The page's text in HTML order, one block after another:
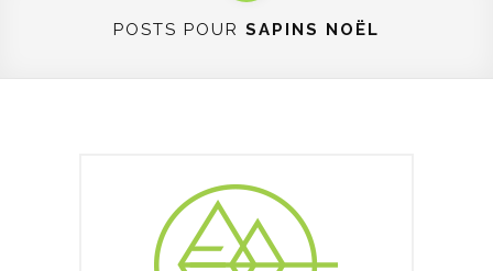
POSTS POUR SAPINS NOËL